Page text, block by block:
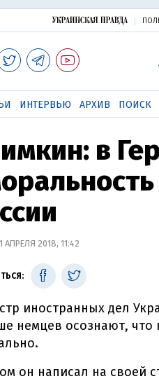
ИНТЕРВЬЮ АРХИВ ПОИСК
в
АПРЕЛЯ 2018, 11:42
иностранных дел
немцев осознают, что
он написал на своей